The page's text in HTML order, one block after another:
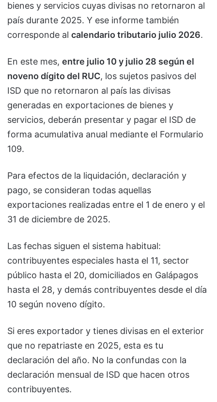
bienes y servicios cuyas divisas no retornaron al
país durante 2025. Y ese informe también
corresponde al calendario tributario julio 2026.
En este mes, entre julio 10 y julio 28 según el
noveno dígito del RUC, los sujetos pasivos del
ISD que no retornaron al país las divisas
generadas en exportaciones de bienes y
servicios, deberán presentar y pagar el ISD de
forma acumulativa anual mediante el Formulario
109.
Para efectos de la liquidación, declaración y
pago, se consideran todas aquellas
exportaciones realizadas entre el 1 de enero y el
31 de diciembre de 2025.
Las fechas siguen el sistema habitual:
contribuyentes especiales hasta el 11, sector
público hasta el 20, domiciliados en Galápagos
hasta el 28, y demás contribuyentes desde el día
10 según noveno dígito.
Si eres exportador y tienes divisas en el exterior
que no repatriaste en 2025, esta es tu
declaración del año. No la confundas con la
declaración mensual de ISD que hacen otros
contribuyentes.